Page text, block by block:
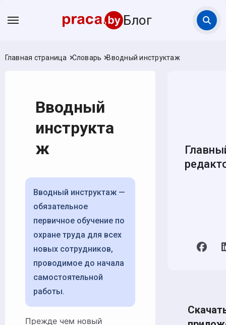
Блог
Главная страница Словарь Вводный инструктаж
Вводный
инструкта
ж
Вводный инструктаж —
обязательное
первичное обучение по
охране труда для всех
новых сотрудников,
проводимое до начала
самостоятельной
работы.
Прежде чем новый